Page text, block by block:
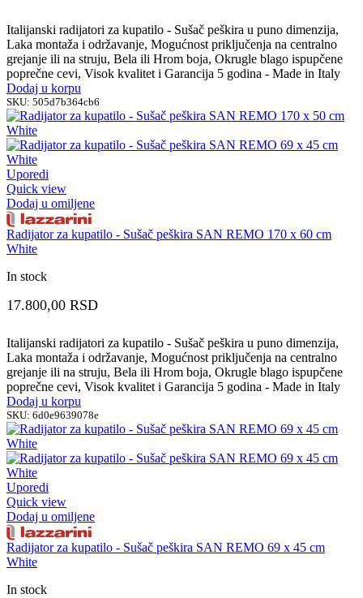
Italijanski radijatori za kupatilo - Sušač peškira u puno dimenzija,
Laka montaža i održavanje, Mogućnost priključenja na centralno
grejanje ili na struju, Bela ili Hrom boja, Okrugle blago ispupčene
poprečne cevi, Visok kvalitet i Garancija 5 godina - Made in Italy
Dodaj u korpu
SKU: 505d7b364cb6
Uporedi
Quick view
Dodaj u omiljene
Radijator za kupatilo - Sušač peškira SAN REMO 170 x 60 cm
White
In stock
17.800,00 RSD
Italijanski radijatori za kupatilo - Sušač peškira u puno dimenzija,
Laka montaža i održavanje, Mogućnost priključenja na centralno
grejanje ili na struju, Bela ili Hrom boja, Okrugle blago ispupčene
poprečne cevi, Visok kvalitet i Garancija 5 godina - Made in Italy
Dodaj u korpu
SKU: 6d0e9639078e
Uporedi
Quick view
Dodaj u omiljene
Radijator za kupatilo - Sušač peškira SAN REMO 69 x 45 cm
White
In stock